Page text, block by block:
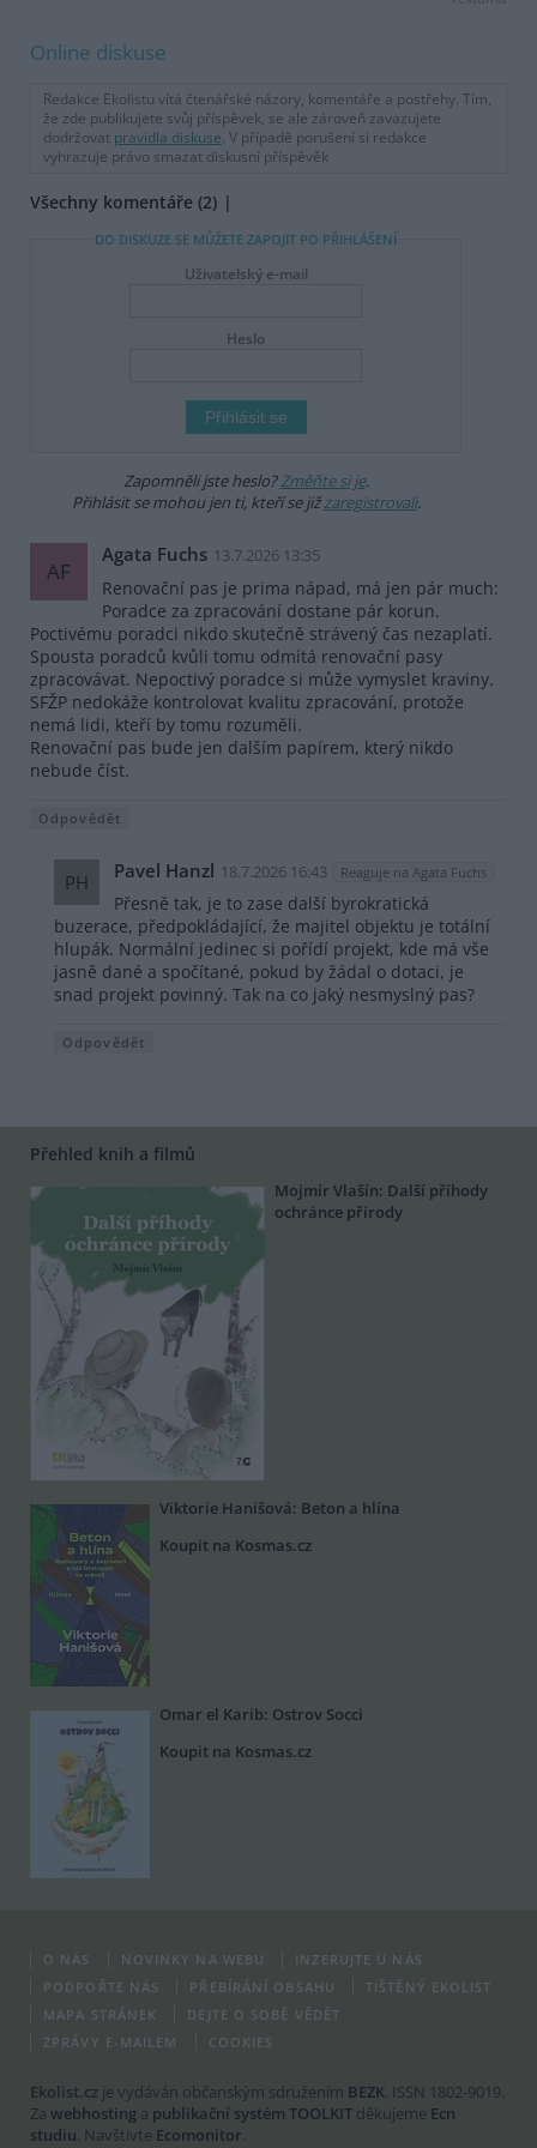
Online diskuse
Redakce Ekolistu vítá čtenářské názory, komentáře a postřehy. Tím,
že zde publikujete svůj příspěvek, se ale zároveň zavazujete
dodržovat pravidla diskuse. V případě porušení si redakce
vyhrazuje právo smazat diskusní příspěvěk
Všechny komentáře (2)
DO DISKUZE SE MŮŽETE ZAPOJIT PO PŘIHLÁŠENÍ
Uživatelský e-mail
Heslo
Zapomněli jste heslo?Změňte si je.
Přihlásit se mohou jen ti, kteří se jižzaregistrovali.
AF
Agata Fuchs 13.7.2026 13:35
Renovační pas je prima nápad, má jen pár much:
Poradce za zpracování dostane pár korun.
Poctivému poradci nikdo skutečně strávený čas nezaplatí.
Spousta poradců kvůli tomu odmítá renovační pasy
zpracovávat. Nepoctivý poradce si může vymyslet kraviny.
SFŽP nedokáže kontrolovat kvalitu zpracování, protože
nemá lidi, kteří by tomu rozuměli.
Renovační pas bude jen dalším papírem, který nikdo
nebude číst.
Odpovědět
PH Pavel Hanzl 18.7.2026 16:43 Reaguje na Agata Fuchs
Přesně tak, je to zase další byrokratická
buzerace, předpokládající, že majitel objektu je totální
hlupák. Normální jedinec si pořídí projekt, kde má vše
jasně dané a spočítané, pokud by žádal o dotaci, je
snad projekt povinný. Tak na co jaký nesmyslný pas?
Odpovědět
Přehled knih a filmů
Mojmír Vlašín: Další příhody
ochránce přírody
Viktorie Hanišová: Beton a hlína
Koupit na Kosmas.cz
Omar el Karib: Ostrov Socci
Koupit na Kosmas.cz
O NÁS NOVINKY NA WEBU
INZERUJTE U NÁS
PODPOŘTE NÁS
PŘEBÍRÁNÍ OBSAHU
TIŠTĚNÝ EKOLIST
MAPA STRÁNEK
DEJTE O SOBĚ VĚDĚT
ZPRÁVY E-MAILEM
COOKIES
Ekolist.cz je vydáván občanským sdružením BEZK. ISSN 1802-9019.
Za webhosting a publikační systém TOOLKIT děkujeme Ecn
studiu. Navštivte Ecomonitor.